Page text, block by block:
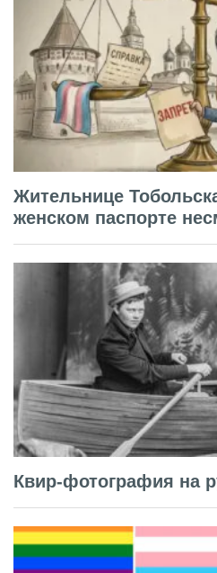
Жительнице
женском паспорте
Квир-фотография на